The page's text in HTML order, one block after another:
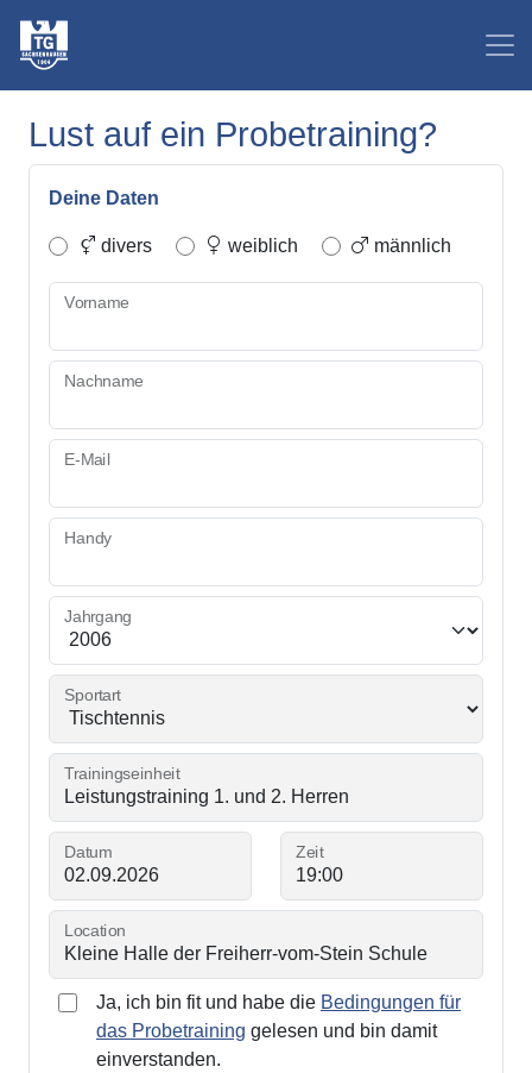
Lust auf ein Probetraining?
Deine Daten
divers weiblich männlich
Vorname
Nachname
E-Mail
Handy
Jahrgang
Sportart
Trainingseinheit
Datum Zeit
Location
Ja, ich bin fit und habe die Bedingungen für
das Probetraining gelesen und bin damit
einverstanden.